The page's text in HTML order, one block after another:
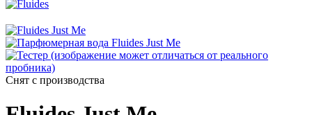
Снят с производства